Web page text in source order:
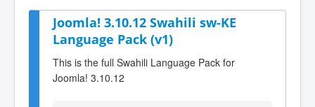
Joomla! 3.10.12 Swahili sw-KE
Language Pack (v1)
This is the full Swahili Language Pack for
Joomla! 3.10.12